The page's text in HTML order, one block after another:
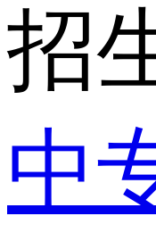
招
中